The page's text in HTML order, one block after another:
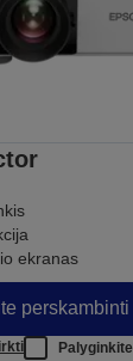
ekranas
perskambinti
Palyginkite